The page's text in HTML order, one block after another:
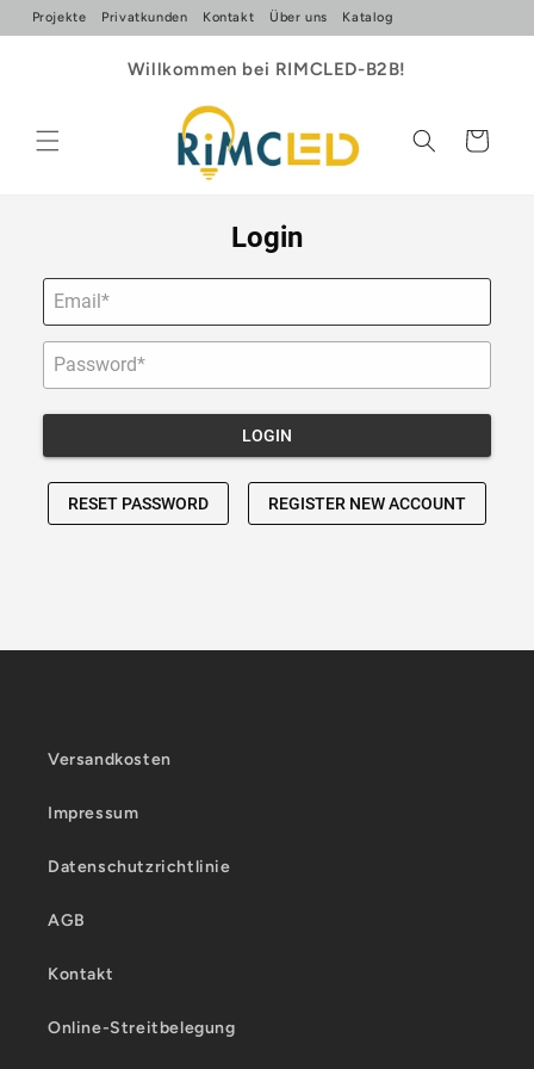
zum
Projekte Privatkunden Kontakt Über uns Katalog
Willkommen bei RIMCLED-B2B!
Warenkorb
Versandkosten
Impressum
Datenschutzrichtlinie
AGB
Kontakt
Online-Streitbelegung